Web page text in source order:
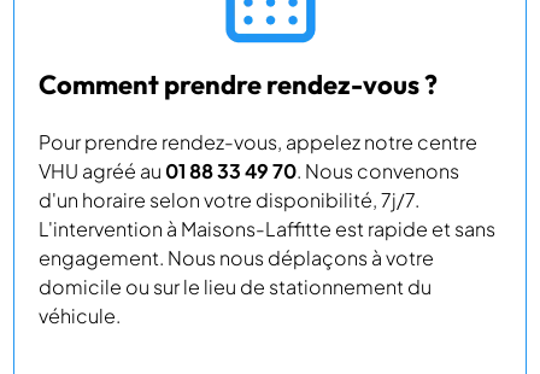
Comment prendre rendez-vous ?
Pour prendre rendez-vous, appelez notre centre
VHU agréé au 01 88 33 49 70. Nous convenons
d'un horaire selon votre disponibilité, 7j/7.
L'intervention à Maisons-Laffitte est rapide et sans
engagement. Nous nous déplaçons à votre
domicile ou sur le lieu de stationnement du
véhicule.